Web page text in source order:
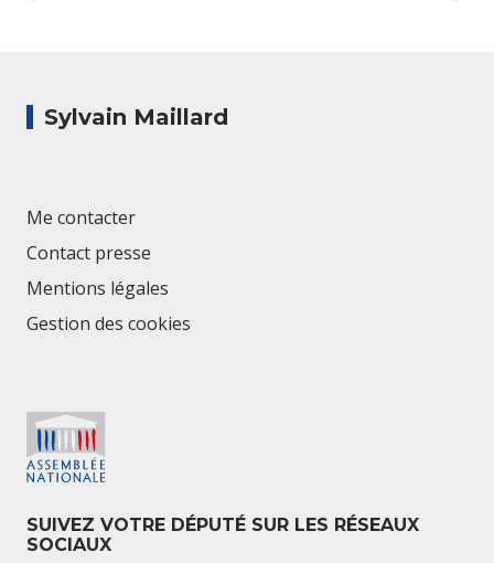
Sylvain Maillard
Me contacter
Contact presse
Mentions légales
Gestion des cookies
SUIVEZ VOTRE DÉPUTÉ SUR LES RÉSEAUX
SOCIAUX